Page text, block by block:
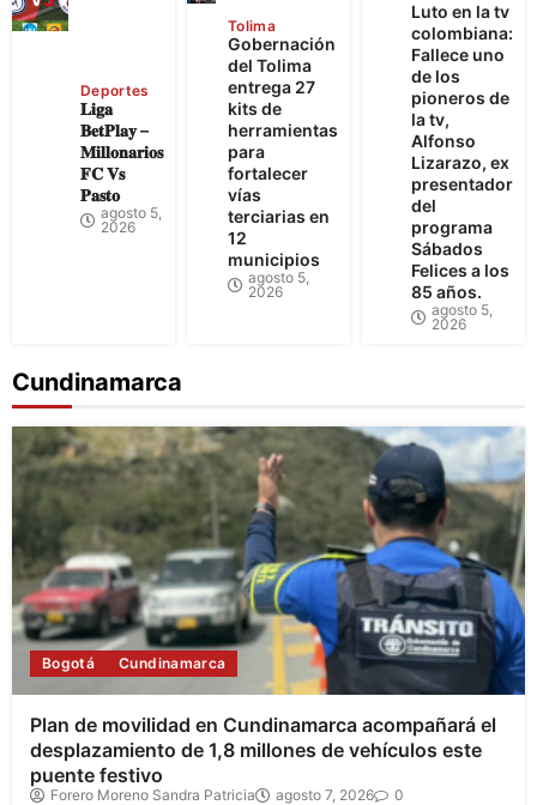
Deportes
𝐋𝐢𝐠𝐚
𝐁𝐞𝐭𝐏𝐥𝐚𝐲 –
𝐌𝐢𝐥𝐥𝐨𝐧𝐚𝐫𝐢𝐨𝐬
𝐅𝐂 𝐕𝐬
𝐏𝐚𝐬𝐭𝐨
agosto 5,
2026
Tolima
Gobernación
del Tolima
entrega 27
kits de
herramientas
para
fortalecer
vías
terciarias en
12
municipios
agosto 5,
2026
Luto en la tv
colombiana:
Fallece uno
de los
pioneros de
la tv,
Alfonso
Lizarazo, ex
presentador
del
programa
Sábados
Felices a los
85 años.
agosto 5,
2026
Cundinamarca
Bogotá Cundinamarca
Plan de movilidad en Cundinamarca acompañará el
desplazamiento de 1,8 millones de vehículos este
puente festivo
Forero Moreno Sandra Patricia agosto 7, 2026 0